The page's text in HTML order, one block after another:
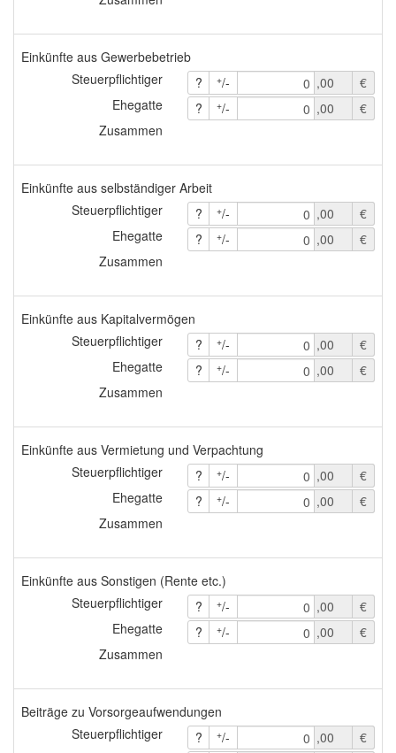
Einkünfte aus Gewerbebetrieb
Steuerpflichtiger
? +/- 0 ,00
€
Ehegatte
? +/- 0 ,00
€
Zusammen
Einkünfte aus selbständiger Arbeit
Steuerpflichtiger
? +/- 0 ,00
€
Ehegatte
? +/- 0 ,00
€
Zusammen
Einkünfte aus Kapitalvermögen
Steuerpflichtiger
? +/- 0 ,00
€
Ehegatte
? +/- 0 ,00
€
Zusammen
Einkünfte aus Vermietung und Verpachtung
Steuerpflichtiger
? +/- 0 ,00
€
Ehegatte
? +/- 0 ,00
€
Zusammen
Einkünfte aus Sonstigen (Rente etc.)
Steuerpflichtiger
? +/- 0 ,00
€
Ehegatte
? +/- 0 ,00
€
Zusammen
Beiträge zu Vorsorgeaufwendungen
Steuerpflichtiger
? +/- 0 ,00
€